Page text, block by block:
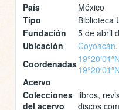
País
México
Tipo
Biblioteca
Fundación
5 de abril
Ubicación
Coyoacán,
Coordenadas
Acervo
Colecciones
del acervo
libros,
discos